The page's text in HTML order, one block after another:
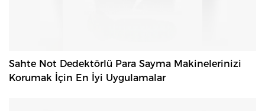
Sahte Not Dedektörlü Para Sayma Makinelerinizi
Korumak İçin En İyi Uygulamalar